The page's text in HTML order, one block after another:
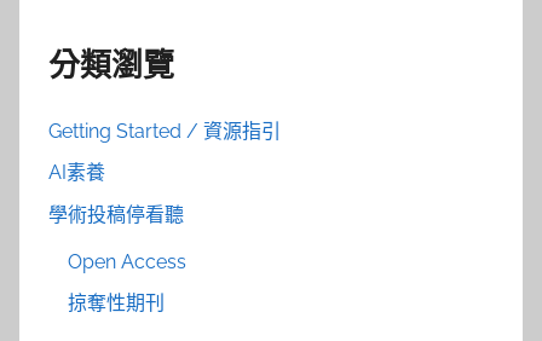
分類瀏覽
Getting Started / 資源指引
AI素養
學術投稿停看聽
Open Access
掠奪性期刊